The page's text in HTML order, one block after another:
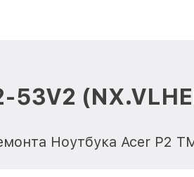
53V2
Ноутбука Acer P2